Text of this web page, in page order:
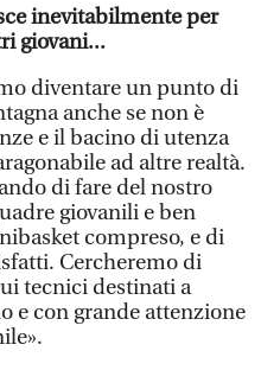
inevitabilmente per
giovani...
diventare un punto di
anche se non è
e il bacino di utenza
ad altre realtà.
di fare del nostro
giovanili e ben
compreso, e di
Cercheremo di
tecnici destinati a
e con grande attenzione